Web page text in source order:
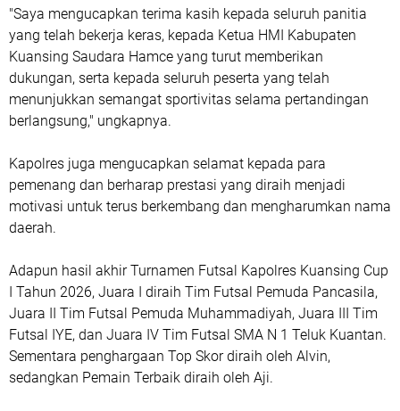
"Saya mengucapkan terima kasih kepada seluruh panitia
yang telah bekerja keras, kepada Ketua HMI Kabupaten
Kuansing Saudara Hamce yang turut memberikan
dukungan, serta kepada seluruh peserta yang telah
menunjukkan semangat sportivitas selama pertandingan
berlangsung," ungkapnya.
Kapolres juga mengucapkan selamat kepada para
pemenang dan berharap prestasi yang diraih menjadi
motivasi untuk terus berkembang dan mengharumkan nama
daerah.
Adapun hasil akhir Turnamen Futsal Kapolres Kuansing Cup
I Tahun 2026, Juara I diraih Tim Futsal Pemuda Pancasila,
Juara II Tim Futsal Pemuda Muhammadiyah, Juara III Tim
Futsal IYE, dan Juara IV Tim Futsal SMA N 1 Teluk Kuantan.
Sementara penghargaan Top Skor diraih oleh Alvin,
sedangkan Pemain Terbaik diraih oleh Aji.